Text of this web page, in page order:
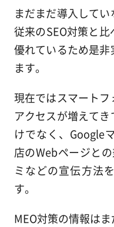
まだまだ導入してい
従来のSEO対策と
優れているため是
ます。
現在ではスマート
アクセスが増えて
けでなく、Google
店のWebページと
ミなどの宣伝方法
す。
MEO対策の情報は